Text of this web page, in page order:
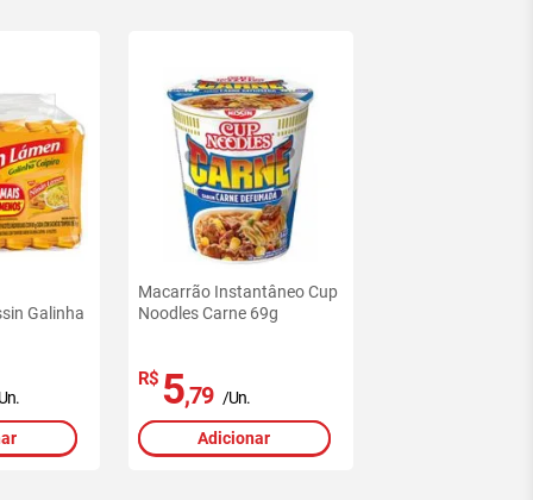
Galinha
Macarrão Instantâneo Cup
Noodles Carne 69g
R$ 5,79 /Un.
Adicionar